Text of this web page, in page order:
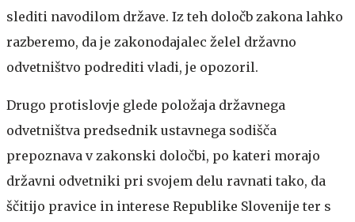
slediti navodilom države. Iz teh določb zakona lahko
razberemo, da je zakonodajalec želel državno
odvetništvo podrediti vladi, je opozoril.
Drugo protislovje glede položaja državnega
odvetništva predsednik ustavnega sodišča
prepoznava v zakonski določbi, po kateri morajo
državni odvetniki pri svojem delu ravnati tako, da
ščitijo pravice in interese Republike Slovenije ter s